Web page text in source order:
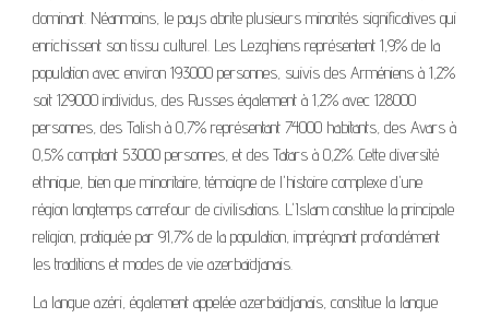
dominant. Néanmoins, le pays abrite plusieurs minorités significatives qui
enrichissent son tissu culturel. Les Lezghiens représentent 1,9% de la
population avec environ 193000 personnes, suivis des Arméniens à 1,2%
soit 129000 individus, des Russes également à 1,2% avec 128000
personnes, des Talish à 0,7% représentant 74000 habitants, des Avars à
0,5% comptant 53000 personnes, et des Tatars à 0,2%. Cette diversité
ethnique, bien que minoritaire, témoigne de l'histoire complexe d'une
région longtemps carrefour de civilisations. L'Islam constitue la principale
religion, pratiquée par 91,7% de la population, imprégnant profondément
les traditions et modes de vie azerbaïdjanais.
La langue azéri, également appelée azerbaïdjanais, constitue la langue